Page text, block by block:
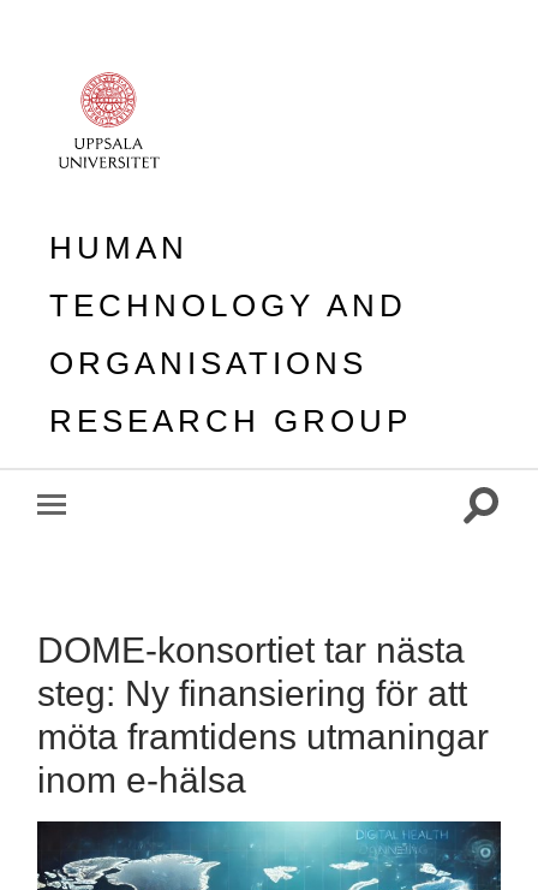
HUMAN
TECHNOLOGY AND
ORGANISATIONS
RESEARCH GROUP
Toggle
DOME-konsortiet tar nästa
steg: Ny finansiering för att
möta framtidens utmaningar
inom e-hälsa